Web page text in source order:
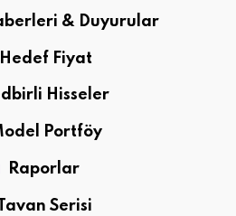
& Duyurular
Hedef Fiyat
Hisseler
Portföy
Raporlar
Serisi